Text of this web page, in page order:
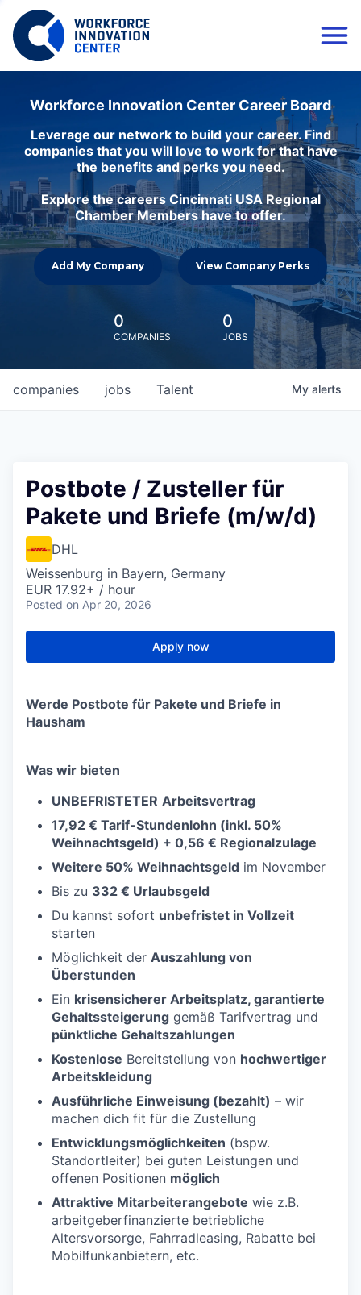
Workforce Innovation Center Career Board
Leverage our network to build your career. Find
companies that you will love to work for that have
the benefits and perks you need.
Explore the careers Cincinnati USA Regional
Chamber Members have to offer.
Add My Company View Company Perks
0
COMPANIES
0
JOBS
jobs
companies Talent My alerts
Postbote / Zusteller für
Pakete und Briefe (m/w/d)
DHL
Weissenburg in Bayern, Germany
EUR 17.92+ / hour
Posted on Apr 20, 2026
Apply now
Werde Postbote für Pakete und Briefe in
Hausham
Was wir bieten
UNBEFRISTETER Arbeitsvertrag
17,92 € Tarif-Stundenlohn (inkl. 50%
Weihnachtsgeld) + 0,56 € Regionalzulage
Weitere 50% Weihnachtsgeld im November
Bis zu 332 € Urlaubsgeld
Du kannst sofort unbefristet in Vollzeit
starten
Möglichkeit der Auszahlung von
Überstunden
Ein krisensicherer Arbeitsplatz, garantierte
Gehaltssteigerung gemäß Tarifvertrag und
pünktliche Gehaltszahlungen
Kostenlose Bereitstellung von hochwertiger
Arbeitskleidung
Ausführliche Einweisung (bezahlt) – wir
machen dich fit für die Zustellung
Entwicklungsmöglichkeiten (bspw.
Standortleiter) bei guten Leistungen und
offenen Positionen möglich
Attraktive Mitarbeiterangebote wie z.B.
arbeitgeberfinanzierte betriebliche
Altersvorsorge, Fahrradleasing, Rabatte bei
Mobilfunkanbietern, etc.